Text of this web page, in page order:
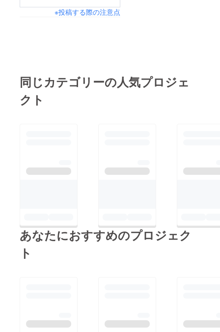
様一例
https://www.rbbtoday.c
om/pages/ad/atpress/r
4349623/https://news
※投稿する際の注意点
同じカテゴリーの人気プロジェ
クト
あなたにおすすめのプロジェク
ト